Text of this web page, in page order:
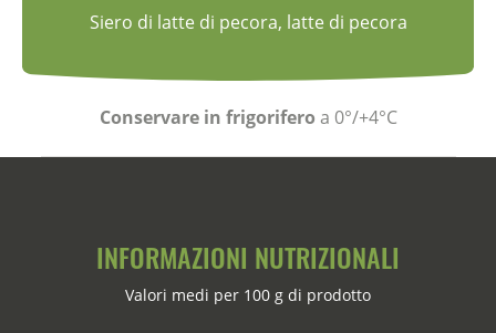
Siero di latte di pecora, latte di pecora
Conservare in frigorifero a 0°/+4°C
INFORMAZIONI NUTRIZIONALI
Valori medi per 100 g di prodotto